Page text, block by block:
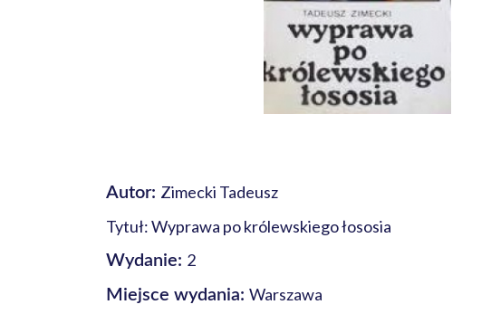
Autor: Zimecki Tadeusz
Tytuł: Wyprawa po królewskiego łososia
Wydanie: 2
Miejsce wydania: Warszawa